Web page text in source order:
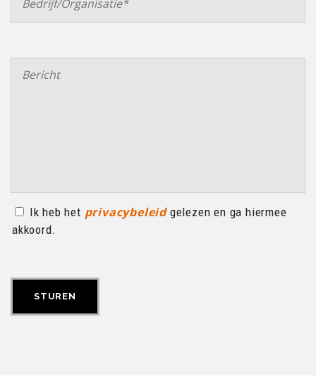
Ik heb het privacybeleidgelezen en ga hiermee
akkoord.